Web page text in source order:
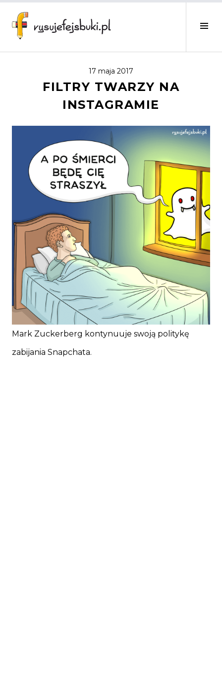
Skip
content
17 maja 2017
FILTRY TWARZY NA
INSTAGRAMIE
Mark Zuckerberg kontynuuje swoją politykę
zabijania Snapchata.